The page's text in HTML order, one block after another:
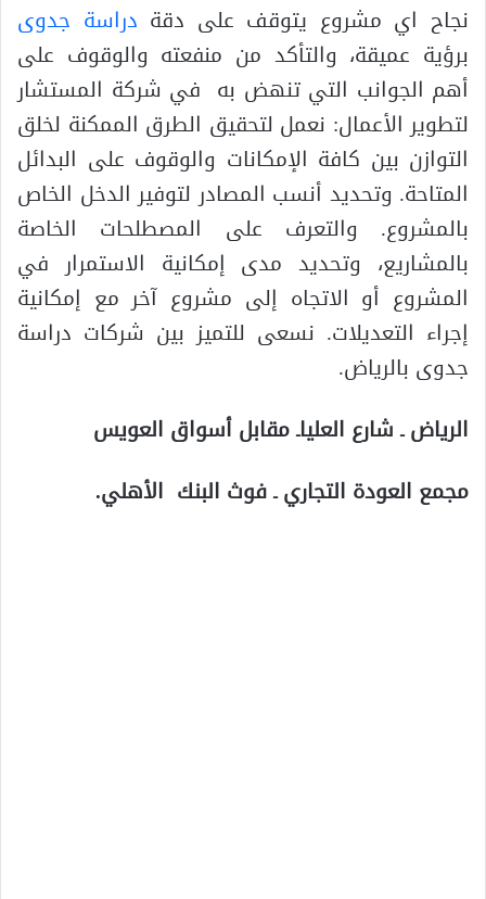
نجاح اي مشروع يتوقف على دقة دراسة جدوى
برؤية عميقة، والتأكد من منفعته والوقوف على
أهم الجوانب التي تنهض به في شركة المستشار
لتطوير الأعمال: نعمل لتحقيق الطرق الممكنة لخلق
التوازن بين كافة الإمكانات والوقوف على البدائل
المتاحة. وتحديد أنسب المصادر لتوفير الدخل الخاص
بالمشروع. والتعرف على المصطلحات الخاصة
بالمشاريع، وتحديد مدى إمكانية الاستمرار في
المشروع أو الاتجاه إلى مشروع آخر مع إمكانية
إجراء التعديلات. نسعى للتميز بين شركات دراسة
جدوى بالرياض.
الرياض ـ شارع العلياـ مقابل أسواق العويس
مجمع العودة التجاري ـ فوث البنك الأهلي.